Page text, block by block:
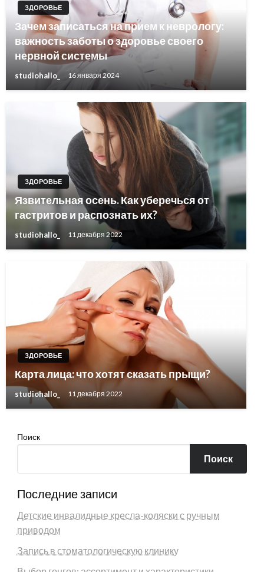
ЗДОРОВЬЕ
Зачем записаться на прием к неврологу:
важность заботы о здоровье своего
нервной системы
studiohallo_ 16 января 2024
ЗДОРОВЬЕ
Язвительная осень. Как уберечься от
гастритов и распознать их?
studiohallo_ 11 декабря 2022
ЗДОРОВЬЕ
Карта лица: что хотят сказать прыщи?
studiohallo_ 11 декабря 2022
Поиск
Поиск
Последние записи
Детские инвалидные кресла-коляски с ручным
приводом
Запись в стоматологическую клинику